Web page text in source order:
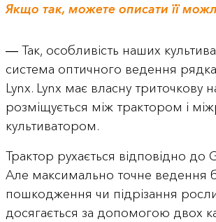
Якщо так, можете описати її
― Так, особливість наших
система оптичного ведення
Lynx. Lynx має власну триточкову
розміщується між трактором і
культиватором.
Трактор рухається відповідно до
Але максимально точне ведення
пошкодження чи підрізання
досягається за допомогою двох